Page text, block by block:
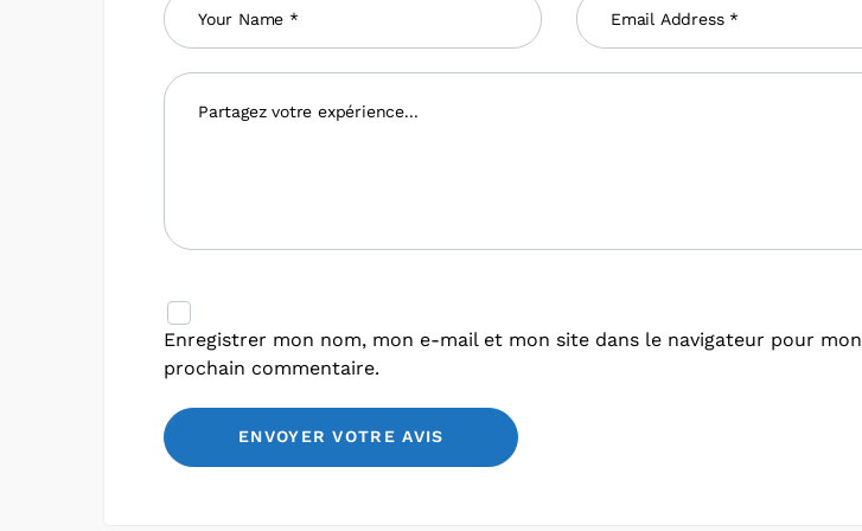
Enregistrer mon nom, mon e-mail et mon site dans le navigateur pour mon
prochain commentaire.